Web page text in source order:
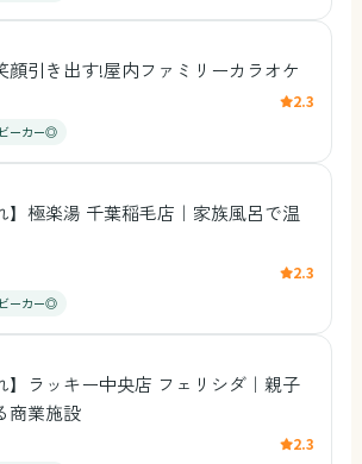
顔引き出す!屋内ファミリーカラオケ
2.3
ーカー◎
】極楽湯 千葉稲毛店｜家族風呂で温
2.3
ーカー◎
】ラッキー中央店 フェリシダ｜親子
商業施設
2.3